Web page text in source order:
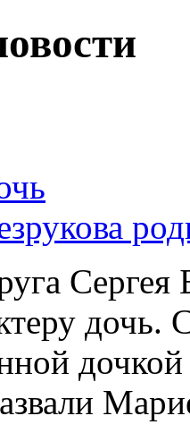
дочь.